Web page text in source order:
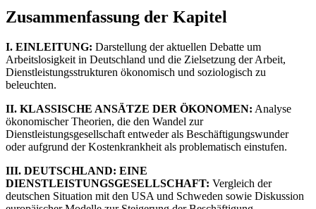
Zusammenfassung der Kapitel
I. EINLEITUNG: Darstellung der aktuellen Debatte um
Arbeitslosigkeit in Deutschland und die Zielsetzung der Arbeit,
Dienstleistungsstrukturen ökonomisch und soziologisch zu
beleuchten.
II. KLASSISCHE ANSÄTZE DER ÖKONOMEN: Analyse
ökonomischer Theorien, die den Wandel zur
Dienstleistungsgesellschaft entweder als Beschäftigungswunder
oder aufgrund der Kostenkrankheit als problematisch einstufen.
III. DEUTSCHLAND: EINE
DIENSTLEISTUNGSGESELLSCHAFT: Vergleich der
deutschen Situation mit den USA und Schweden sowie Diskussion